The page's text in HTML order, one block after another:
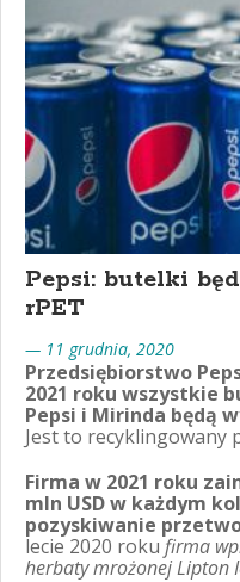
Pepsi: butelki
rPET
— 11 grudnia, 2020
Przedsiębiorstwo
2021 roku wszystkie
Pepsi i Mirinda będą
Jest to recyklingowany
Firma w 2021 roku
mln USD w każdym
pozyskiwanie
lecie 2020 roku firma
herbaty mrożonej Lipton